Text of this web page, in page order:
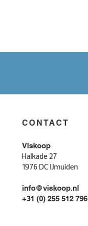
CONTACT
Viskoop
Halkade 27
1976 DC IJmuiden
info@viskoop.nl
+31 (0) 255 512 796